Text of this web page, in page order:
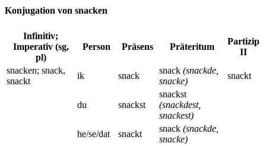
Konjugation von snacken
Infinitiv;
Imperativ (sg,
pl)
Person Präsens Präteritum
Partizip
II
snacken; snack,
snackt
ik snack
snack (snackde,
snacke)
snackt
du snackst
snackst
(snackdest,
snackest)
he/se/dat
snackt
snack (snackde,
snacke)